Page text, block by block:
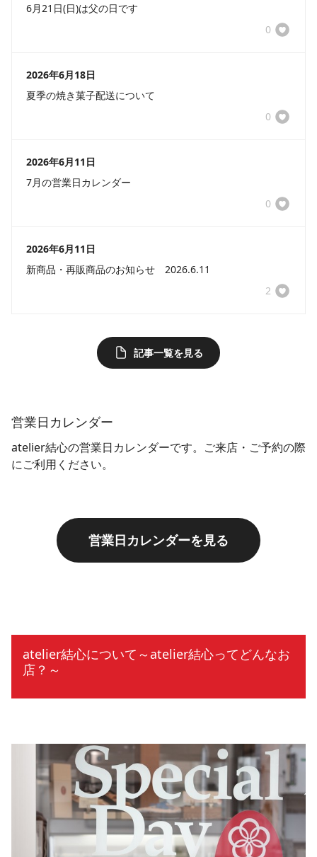
6月21日(日)は父の日です
0
2026年6月18日
夏季の焼き菓子配送について
0
2026年6月11日
7月の営業日カレンダー
0
2026年6月11日
新商品・再販商品のお知らせ 2026.6.11
2
記事一覧を見る
営業日カレンダー
atelier結心の営業日カレンダーです。ご来店・ご予約の際
にご利用ください。
営業日カレンダーを見る
atelier結心について～atelier結心ってどんなお
店？～